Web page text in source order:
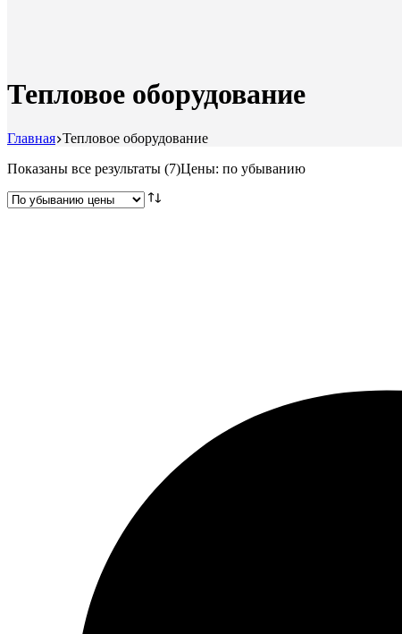
Тепловое оборудование
Главная Тепловое оборудование
Показаны все результаты (7)Цены: по убыванию